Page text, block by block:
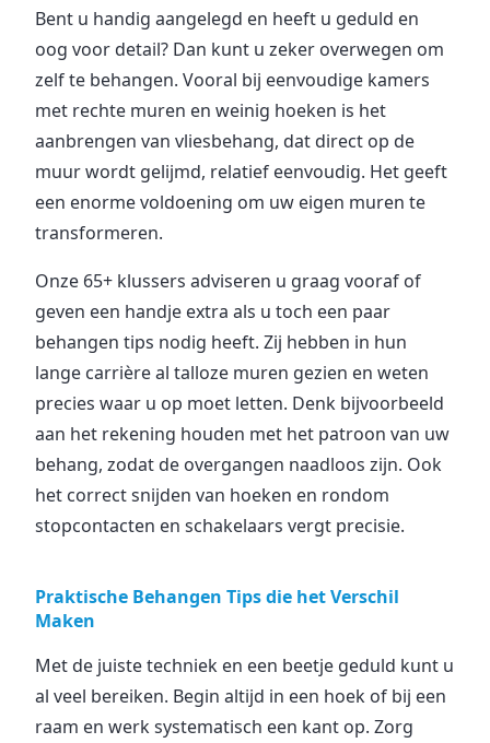
Bent u handig aangelegd en heeft u geduld en
oog voor detail? Dan kunt u zeker overwegen om
zelf te behangen. Vooral bij eenvoudige kamers
met rechte muren en weinig hoeken is het
aanbrengen van vliesbehang, dat direct op de
muur wordt gelijmd, relatief eenvoudig. Het geeft
een enorme voldoening om uw eigen muren te
transformeren.
Onze 65+ klussers adviseren u graag vooraf of
geven een handje extra als u toch een paar
behangen tips nodig heeft. Zij hebben in hun
lange carrière al talloze muren gezien en weten
precies waar u op moet letten. Denk bijvoorbeeld
aan het rekening houden met het patroon van uw
behang, zodat de overgangen naadloos zijn. Ook
het correct snijden van hoeken en rondom
stopcontacten en schakelaars vergt precisie.
Praktische Behangen Tips die het Verschil
Maken
Met de juiste techniek en een beetje geduld kunt u
al veel bereiken. Begin altijd in een hoek of bij een
raam en werk systematisch een kant op. Zorg